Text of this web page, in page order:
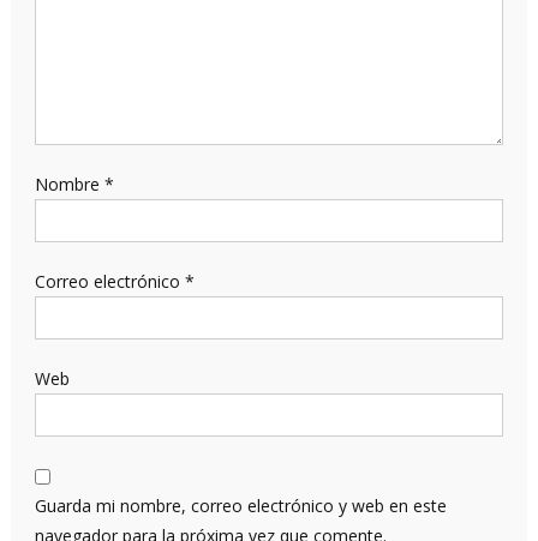
Nombre *
Correo electrónico *
Web
Guarda mi nombre, correo electrónico y web en este
navegador para la próxima vez que comente.